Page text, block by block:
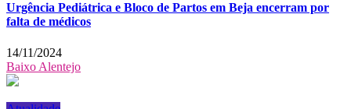
Urgência Pediátrica e Bloco de Partos em Beja encerram por
falta de médicos
14/11/2024
Baixo Alentejo